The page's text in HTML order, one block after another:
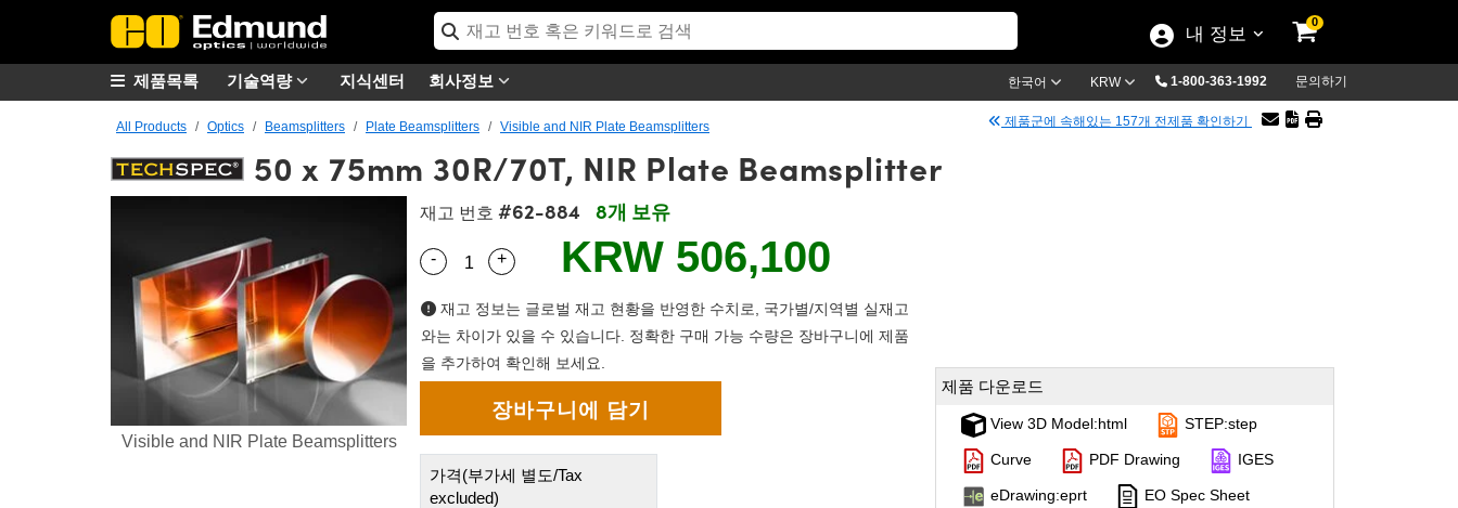
내 정보
0
기술역량 지식센터 회사정보 한국어 KRW 1-800-363-1992 문의하기
제품목록
All Products Optics Beamsplitters Plate Beamsplitters Visible and NIR Plate Beamsplitters 제품군에 속해있는 157개 전제품 확인하기
50 x 75mm 30R/70T, NIR Plate Beamsplitter
Visible and NIR Plate Beamsplitters
재고 번호 #62-884 8개 보유
Quantity Selector
- Use the plus and minus buttons to adjust the quantity.
+ KRW 506,100
재고 정보는 글로벌 재고 현황을 반영한 수치로, 국가별/지역별 실재고
와는 차이가 있을 수 있습니다. 정확한 구매 가능 수량은 장바구니에 제품
을 추가하여 확인해 보세요.
가격(부가세 별도/Tax
excluded)
제품 다운로드
View 3D Model:html STEP:step
Curve PDF Drawing IGES
eDrawing:eprt EO Spec Sheet